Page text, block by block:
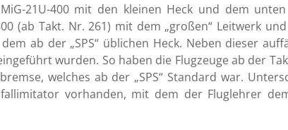
21U-400 mit den kleinen Heck und dem
(ab Takt. Nr. 261) mit dem „großen“ Leitwerk
ab der „SPS“ üblichen Heck. Neben dieser
wurden. So haben die Flugzeuge ab der
welches ab der „SPS“ Standard war.
vorhanden, mit dem der Fluglehrer